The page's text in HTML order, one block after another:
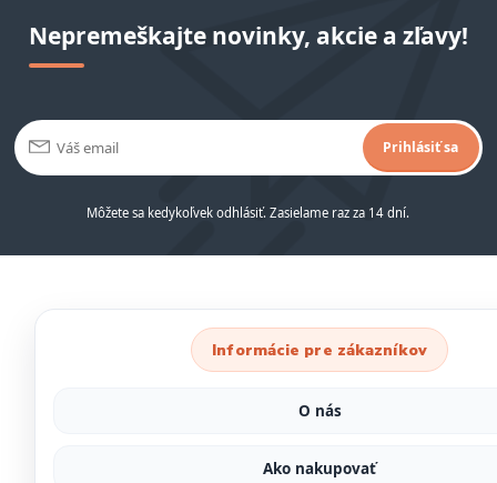
Nepremeškajte novinky, akcie a zľavy!
Prihlásiť sa
Môžete sa kedykoľvek odhlásiť. Zasielame raz za 14 dní.
Informácie pre zákazníkov
O nás
Ako nakupovať